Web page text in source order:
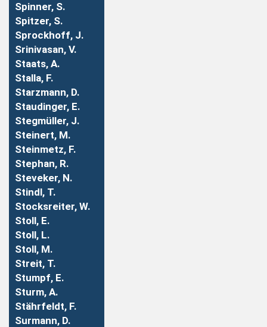
Spinner, S.
Spitzer, S.
Sprockhoff, J.
Srinivasan, V.
Staats, A.
Stalla, F.
Starzmann, D.
Staudinger, E.
Stegmüller, J.
Steinert, M.
Steinmetz, F.
Stephan, R.
Steveker, N.
Stindl, T.
Stocksreiter, W.
Stoll, E.
Stoll, L.
Stoll, M.
Streit, T.
Stumpf, E.
Sturm, A.
Stährfeldt, F.
Surmann, D.